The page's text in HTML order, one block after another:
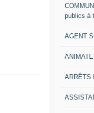
publics à
AGENT
ARRÊTS